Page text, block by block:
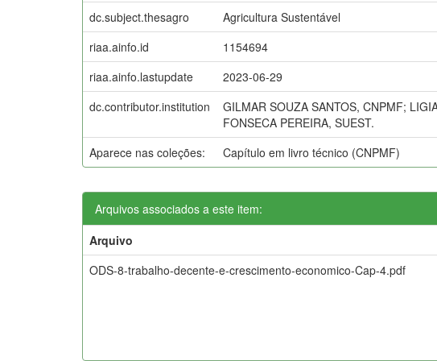
dc.subject.thesagro
Agricultura Sustentável
riaa.ainfo.id
1154694
riaa.ainfo.lastupdate
2023-06-29
dc.contributor.institution
GILMAR SOUZA SANTOS, CNPMF;
FONSECA PEREIRA, SUEST.
Aparece nas coleções:
Capítulo em livro técnico (CNPMF)
Arquivos associados a este item:
Arquivo
ODS-8-trabalho-decente-e-crescimento-economico-Cap-4.pdf